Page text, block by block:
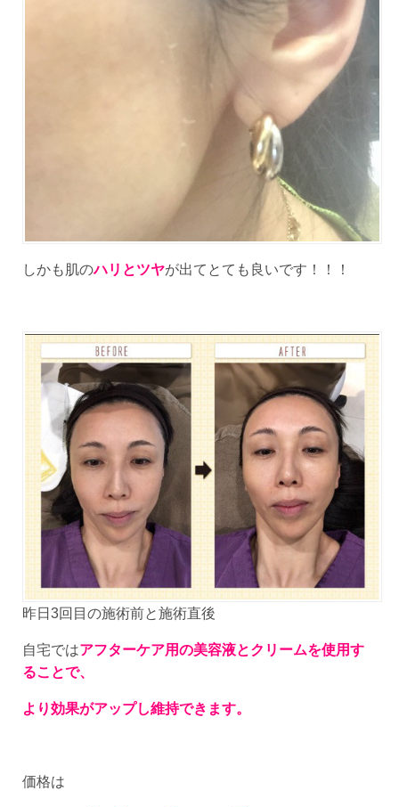
しかも肌のハリとツヤが出てとても良いです！！！
昨日3回目の施術前と施術直後
自宅ではアフターケア用の美容液とクリームを使用す
ることで、
より効果がアップし維持できます。
価格は